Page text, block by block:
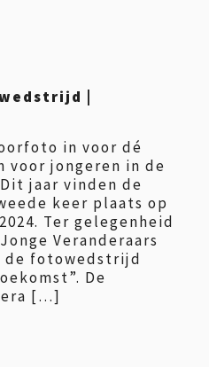
|
in voor dé
voor jongeren in de
jaar vinden de
keer plaats op
Ter gelegenheid
Veranderaars
de fotowedstrijd
De
[…]